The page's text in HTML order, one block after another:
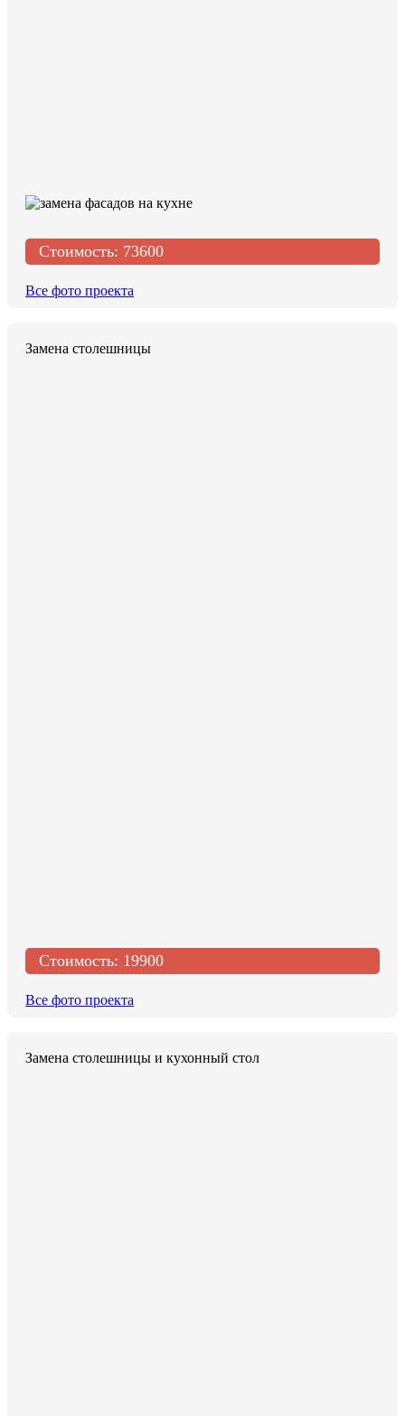
Стоимость: 73600
Все фото проекта
Замена столешницы
Стоимость: 19900
Все фото проекта
Замена столешницы и кухонный стол